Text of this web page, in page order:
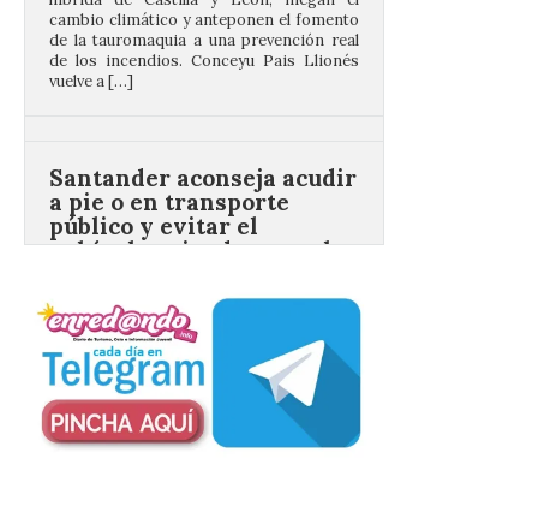
Santander aconseja acudir
eclipse
8 Ago 2026
El TUS cuenta con líneas
que llegan a la zona en
puntos como el faro de
Cabo Mayor, Cueto,
Corbanera o Ciriego y
reforzará la movilidad con un servicio
especial de lanzaderas desde el PCTCAN
a Ciriego. El Ayuntamiento de […]